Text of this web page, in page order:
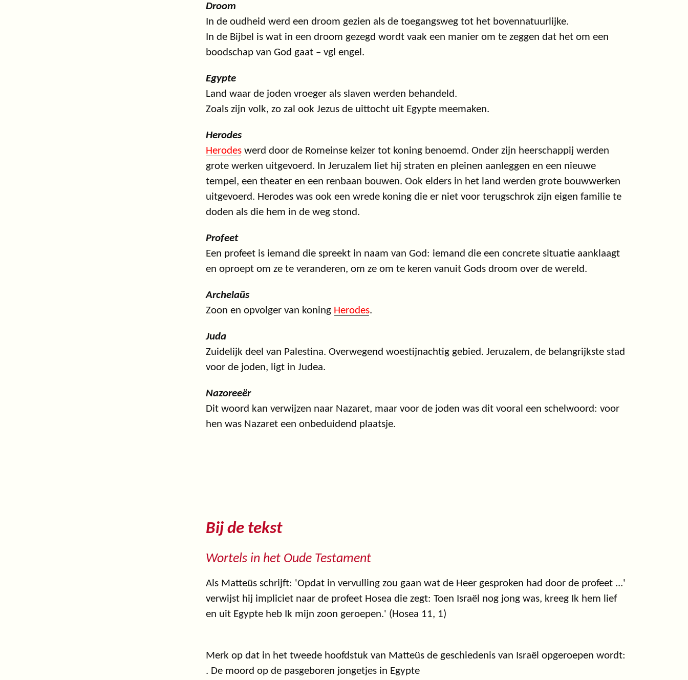
Droom
In de oudheid werd een droom gezien als de toegangsweg tot het bovennatuurlijke.
In de Bijbel is wat in een droom gezegd wordt vaak een manier om te zeggen dat het om een
boodschap van God gaat – vgl engel.
Egypte
Land waar de joden vroeger als slaven werden behandeld.
Zoals zijn volk, zo zal ook Jezus de uittocht uit Egypte meemaken.
Herodes
Herodes werd door de Romeinse keizer tot koning benoemd. Onder zijn heerschappij werden
grote werken uitgevoerd. In Jeruzalem liet hij straten en pleinen aanleggen en een nieuwe
tempel, een theater en een renbaan bouwen. Ook elders in het land werden grote bouwwerken
uitgevoerd. Herodes was ook een wrede koning die er niet voor terugschrok zijn eigen familie te
doden als die hem in de weg stond.
Profeet
Een profeet is iemand die spreekt in naam van God: iemand die een concrete situatie aanklaagt
en oproept om ze te veranderen, om ze om te keren vanuit Gods droom over de wereld.
Archelaüs
Zoon en opvolger van koning Herodes.
Juda
Zuidelijk deel van Palestina. Overwegend woestijnachtig gebied. Jeruzalem, de belangrijkste stad
voor de joden, ligt in Judea.
Nazoreeër
Dit woord kan verwijzen naar Nazaret, maar voor de joden was dit vooral een schelwoord: voor
hen was Nazaret een onbeduidend plaatsje.
Bij de tekst
Wortels in het Oude Testament
Als Matteüs schrijft: 'Opdat in vervulling zou gaan wat de Heer gesproken had door de profeet ...'
verwijst hij impliciet naar de profeet Hosea die zegt: Toen Israël nog jong was, kreeg Ik hem lief
en uit Egypte heb Ik mijn zoon geroepen.' (Hosea 11, 1)
Merk op dat in het tweede hoofdstuk van Matteüs de geschiedenis van Israël opgeroepen wordt:
. De moord op de pasgeboren jongetjes in Egypte